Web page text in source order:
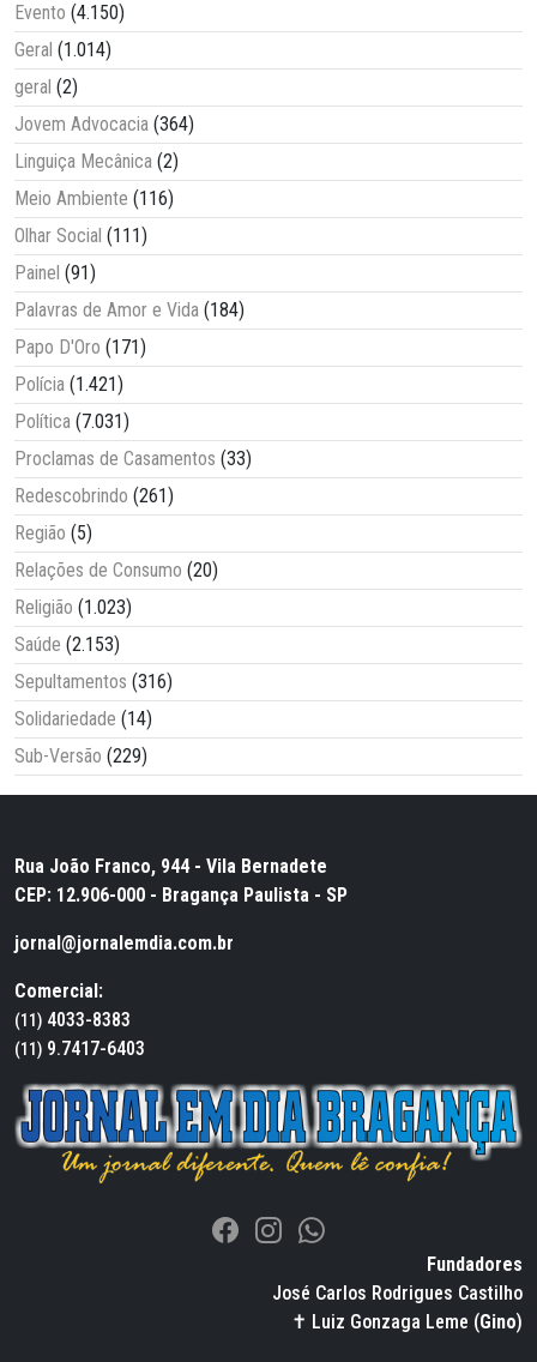
Evento (4.150)
Geral (1.014)
geral (2)
Jovem Advocacia (364)
Linguiça Mecânica (2)
Meio Ambiente (116)
Olhar Social (111)
Painel (91)
Palavras de Amor e Vida (184)
Papo D'Oro (171)
Polícia (1.421)
Política (7.031)
Proclamas de Casamentos (33)
Redescobrindo (261)
Região (5)
Relações de Consumo (20)
Religião (1.023)
Saúde (2.153)
Sepultamentos (316)
Solidariedade (14)
Sub-Versão (229)
Rua João Franco, 944 - Vila Bernadete
CEP: 12.906-000 - Bragança Paulista - SP
jornal@jornalemdia.com.br
Comercial:
(11) 4033-8383
(11) 9.7417-6403
Fundadores
José Carlos Rodrigues Castilho
✝ Luiz Gonzaga Leme (Gino)